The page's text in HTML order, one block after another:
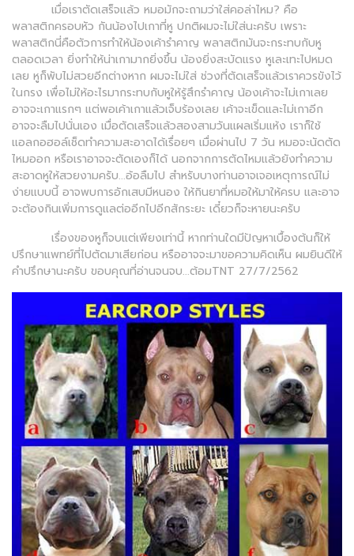
เมื่อเราตัดเสร็จแล้ว หมอมักจะถามว่าใส่คอล่าไหม? คือ
พลาสติกครอบหัว กันน้องไปเกาที่หู ปกติผมจะไม่ใส่นะครับ เพราะ
พลาสติกนี่คือตัวการทำให้น้องเค้ารำคาญ พลาสติกมันจะกระทบกับหู
ตลอดเวลา ยิ่งทำให้น่าเกามากยิ่งขึ้น น้องยิ่งสะบัดแรง หูเละเทะไปหมด
เลย หูก็พับไม่สวยอีกต่างหาก ผมจะไม่ใส่ ช่วงที่ตัดเสร็จแล้วเราควรขังไว้
ในกรง เพื่อไม่ให้อะไรมากระทบกับหูให้รู้สึกรำคาญ น้องเค้าจะไม่เกาเลย
อาจจะเกาแรกๆ แต่พอเค้าเกาแล้วเจ็บร้องเลย เค้าจะเข็ดและไม่เกาอีก
อาจจะลืมไปนั่นเอง เมื่อตัดเสร็จแล้วสองสามวันแผลเริ่มแห้ง เราก็ใช้
แอลกอฮอล์เช็ดทำความสะอาดได้เรื่อยๆ เมื่อผ่านไป 7 วัน หมอจะนัดตัด
ไหมออก หรือเราอาจจะตัดเองก็ได้ นอกจากการตัดไหมแล้วยังทำความ
สะอาดหูให้สวยงามครับ...อ้อลืมไป สำหรับบางท่านอาจเจอเหตุการณ์ไม่
ง่ายแบบนี้ อาจพบการอักเสบมีหนอง ให้กินยาที่หมอให้มาให้ครบ และอาจ
จะต้องกินเพิ่มการดูแลต่ออีกไปอีกสักระยะ เดี๋ยวก็จะหายนะครับ
เรื่องของหูก็จบแต่เพียงเท่านี้ หากท่านใดมีปัญหาเบื้องต้นก็ให้
ปรึกษาแพทย์ที่ไปตัดมาเสียก่อน หรืออาจจะมาขอความคิดเห็น ผมยินดีให้
คำปรึกษานะครับ ขอบคุณที่อ่านจนจบ...ต้อมTNT 27/7/2562